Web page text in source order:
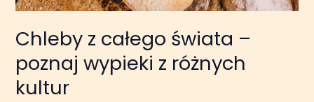
Chleby z całego świata –
poznaj wypieki z różnych
kultur